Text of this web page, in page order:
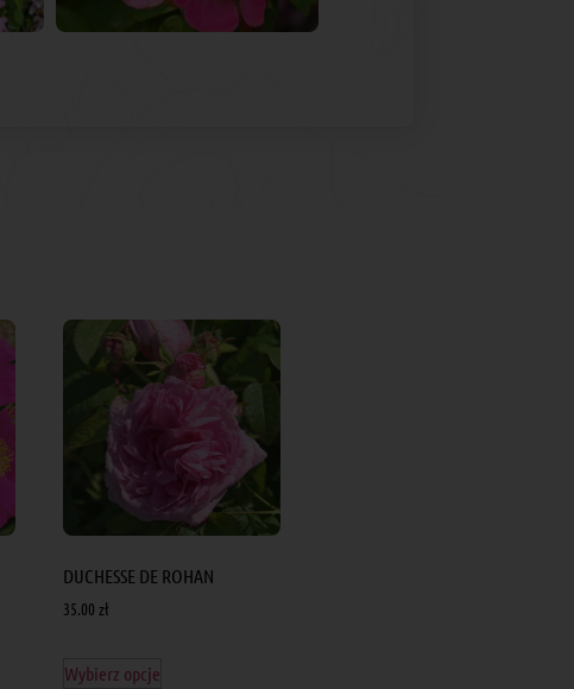
DUCHESSE DE ROHAN
35.00 zł
Wybierz opcje